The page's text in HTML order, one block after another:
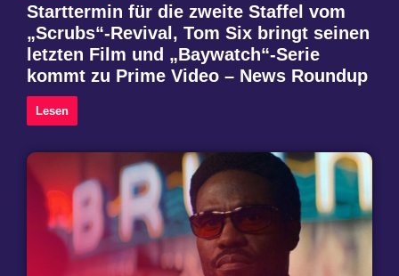
Starttermin für die zweite Staffel vom
„Scrubs“-Revival, Tom Six bringt seinen
letzten Film und „Baywatch“-Serie
kommt zu Prime Video – News Roundup
Lesen